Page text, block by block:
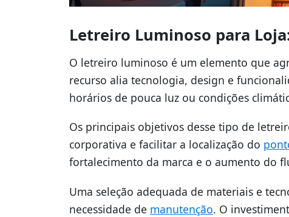
Letreiro Luminoso para
O letreiro luminoso é um elemento que
recurso alia tecnologia, design e
horários de pouca luz ou condições
Os principais objetivos desse tipo de
corporativa e facilitar a localização do
fortalecimento da marca e o aumento do
Uma seleção adequada de materiais e
necessidade de manutenção. O